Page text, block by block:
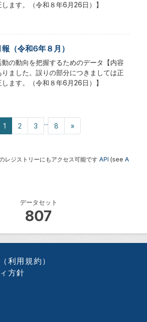
データセット
807
ます。（令和８年6月26日）】
（令和6年８月）
の動向を把握するためのデータ【内容
ました。誤りの部分につきましては正
ます。（令和８年6月26日）】
1 2 3 ... 8 »
レジストリーにもアクセス可能です API (see A
利用規約）
方針